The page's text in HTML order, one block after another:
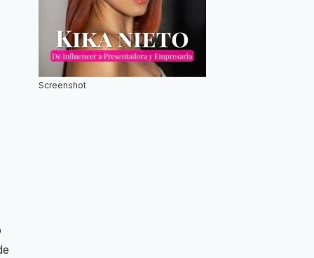
Screenshot